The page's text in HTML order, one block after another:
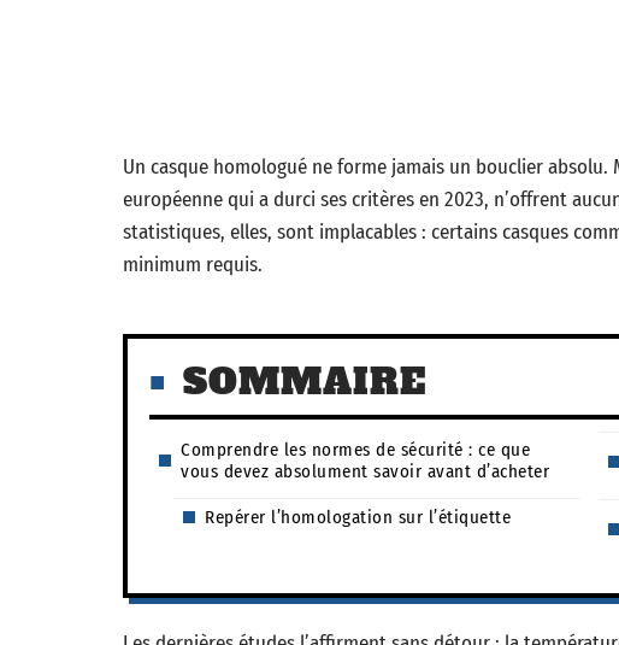
Un casque homologué ne forme jamais un bouclier absolu.
européenne qui a durci ses critères en 2023, n’offrent
statistiques, elles, sont implacables : certains casques
minimum requis.
SOMMAIRE
Comprendre les normes de sécurité : ce que
vous devez absolument savoir avant d’acheter
Repérer l’homologation sur l’étiquette